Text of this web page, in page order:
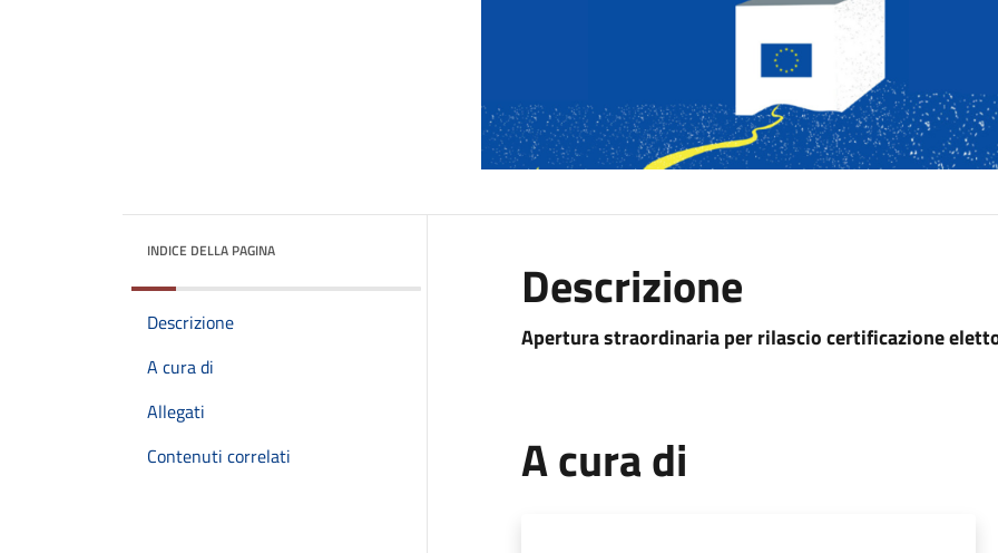
INDICE DELLA PAGINA
Descrizione
A cura di
Allegati
Contenuti correlati
Descrizione
Apertura straordinaria per rilascio certificazione
A cura di